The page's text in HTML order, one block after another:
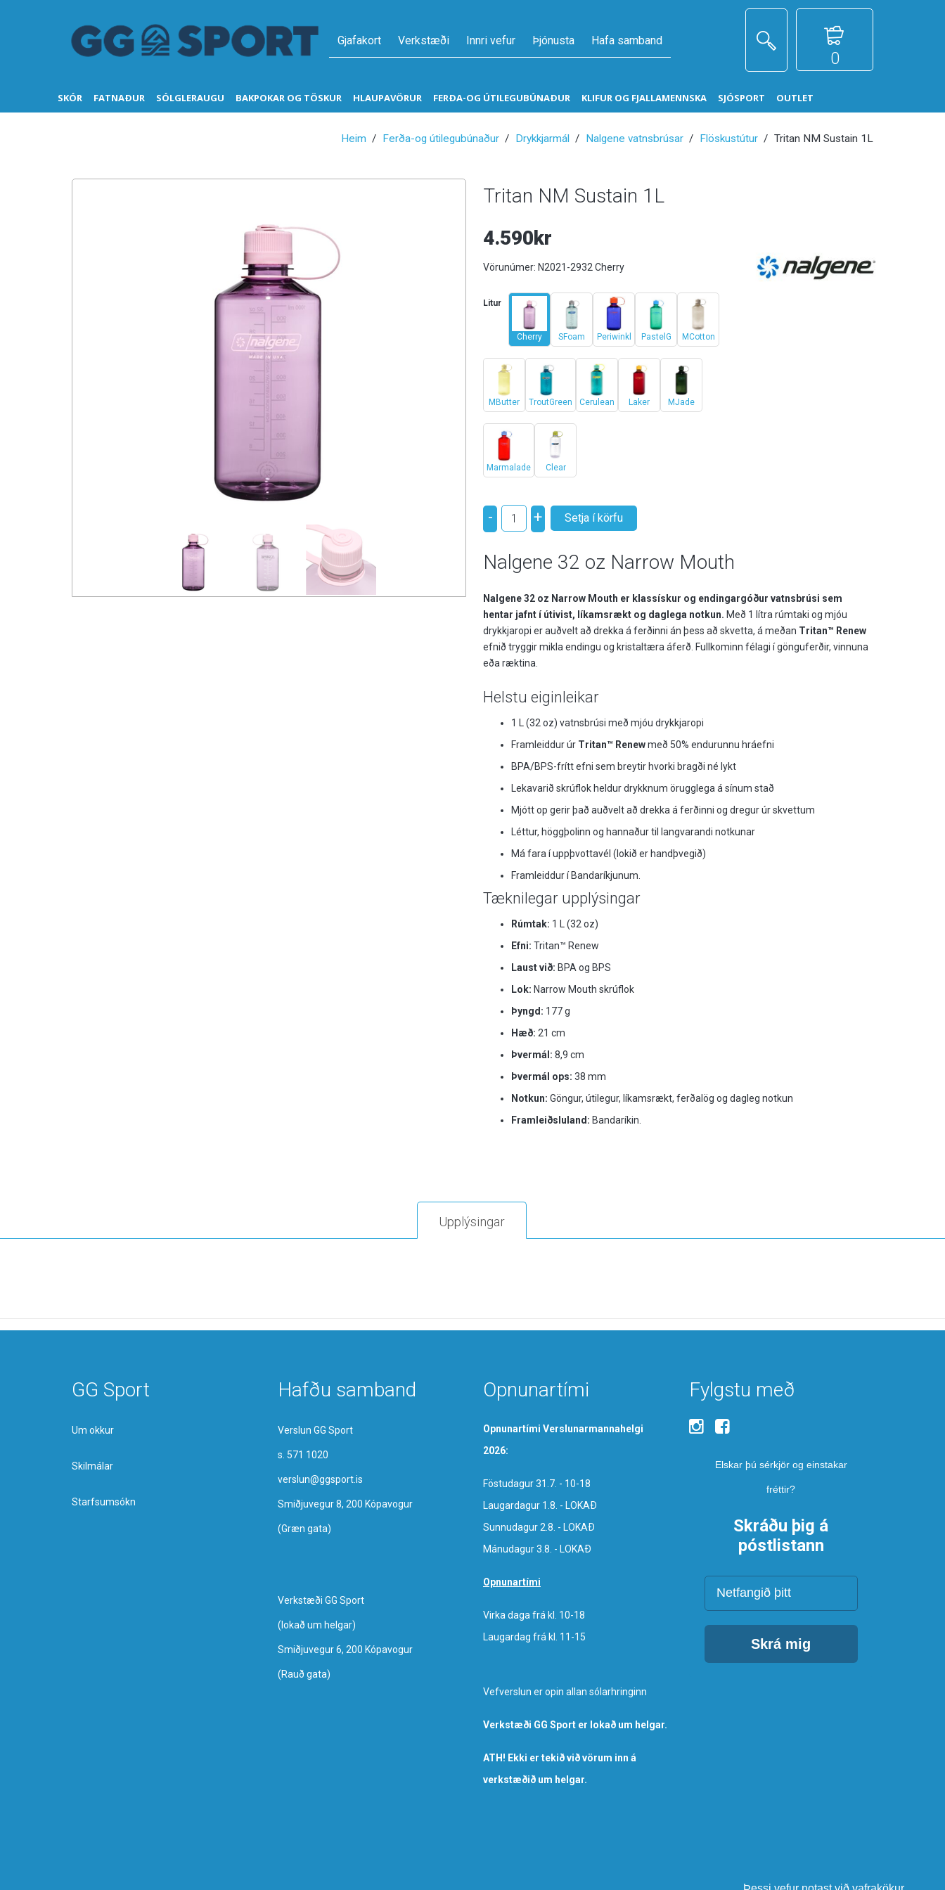
Gjafakort Verkstæði Innri vefur Þjónusta Hafa samband
SKÓR FATNAÐUR SÓLGLERAUGU BAKPOKAR OG TÖSKUR HLAUPAVÖRUR FERÐA-OG ÚTILEGUBÚNAÐUR KLIFUR OG FJALLAMENNSKA SJÓSPORT OUTLET
0
Heim Ferða-og útilegubúnaður Drykkjarmál Nalgene vatnsbrúsar Flöskustútur Tritan NM Sustain 1L
Tritan NM Sustain 1L
4.590kr
Vörunúmer: N2021-2932 Cherry
Litur
Cherry SFoam Periwinkl PastelG MCotton
MButter TroutGreen Cerulean Laker MJade
Marmalade Clear
- +
Nalgene 32 oz Narrow Mouth
Nalgene 32 oz Narrow Mouth er klassískur og endingargóður vatnsbrúsi sem
hentar jafnt í útivist, líkamsrækt og daglega notkun. Með 1 lítra rúmtaki og mjóu
drykkjaropi er auðvelt að drekka á ferðinni án þess að skvetta, á meðan Tritan™ Renew
efnið tryggir mikla endingu og kristaltæra áferð. Fullkominn félagi í gönguferðir, vinnuna
eða ræktina.
Helstu eiginleikar
1 L (32 oz) vatnsbrúsi með mjóu drykkjaropi
Framleiddur úr Tritan™ Renewmeð 50% endurunnu hráefni
BPA/BPS-frítt efni sem breytir hvorki bragði né lykt
Lekavarið skrúflok heldur drykknum örugglega á sínum stað
Mjótt op gerir það auðvelt að drekka á ferðinni og dregur úr skvettum
Léttur, höggþolinn og hannaður til langvarandi notkunar
Má fara í uppþvottavél (lokið er handþvegið)
Framleiddur í Bandaríkjunum.
Tæknilegar upplýsingar
Rúmtak: 1 L (32 oz)
Efni: Tritan™ Renew
Laust við: BPA og BPS
Lok: Narrow Mouth skrúflok
Þyngd: 177 g
Hæð: 21 cm
Þvermál: 8,9 cm
Þvermál ops: 38 mm
Notkun: Göngur, útilegur, líkamsrækt, ferðalög og dagleg notkun
Framleiðsluland: Bandaríkin.
Upplýsingar
GG Sport
Um okkur
Skilmálar
Starfsumsókn
Hafðu samband
Verslun GG Sport
s. 571 1020
verslun@ggsport.is
Smiðjuvegur 8, 200 Kópavogur
(Græn gata)
Verkstæði GG Sport
​(lokað um helgar)
Smiðjuvegur 6, 200 Kópavogur
(Rauð gata)
Opnunartími
Opnunartími Verslunarmannahelgi
2026:
Föstudagur 31.7. - 10-18
Laugardagur 1.8. - LOKAÐ
Sunnudagur 2.8. - LOKAÐ
Mánudagur 3.8. - LOKAÐ
Opnunartími
Virka daga frá kl. 10-18
Laugardag frá kl. 11-15
Vefverslun er opin allan sólarhringinn
Verkstæði GG Sport er lokað um helgar.
ATH! Ekki er tekið við vörum inn á
verkstæðið um helgar.
Fylgstu með
Elskar þú sérkjör og einstakar
fréttir?
Skráðu þig á
póstlistann
Netfang
Skrá mig